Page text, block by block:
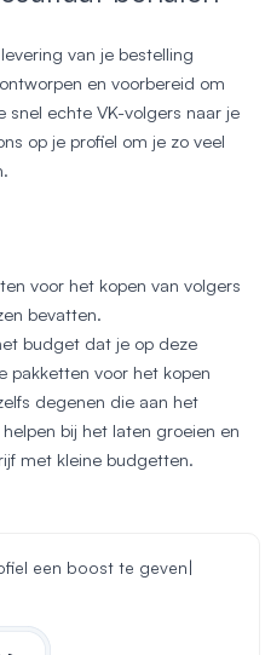
van je bestelling
en voorbereid om
snel echte VK-volgers naar je
op je profiel om je zo veel
voor het kopen van volgers
bevatten.
budget dat je op deze
pakketten voor het kopen
degenen die aan het
bij het laten groeien en
met kleine budgetten.
een boost te geven|